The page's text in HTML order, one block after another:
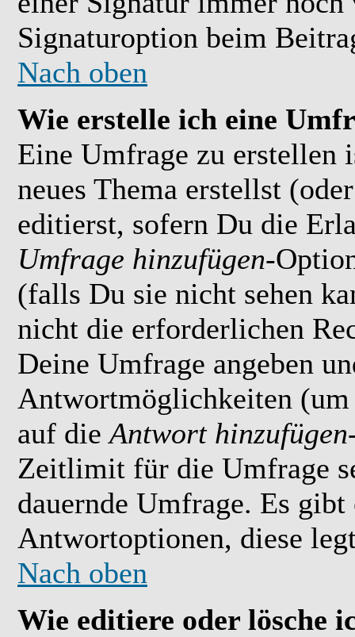
Signaturoption beim
Nach oben
Wie erstelle ich eine
Eine Umfrage zu erstellen
neues Thema erstellst
editierst, sofern Du die
Umfrage hinzufügen-
(falls Du sie nicht sehen
nicht die erforderlichen
Deine Umfrage angeben
Antwortmöglichkeiten
auf dieAntwort hinzufügen
Zeitlimit für die Umfrage
dauernde Umfrage. Es
Antwortoptionen, diese
Nach oben
Wie editiere oder lösche